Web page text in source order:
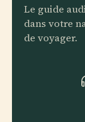
Le guide
dans votre
de voyager.